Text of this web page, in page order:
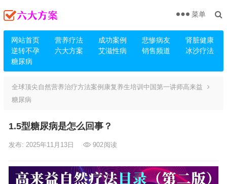
网站首页 营养疗法 成功案例 悲惨病友
肾脏健康
逆转不孕
六大方案 艾滋性病 销售频道
冰沙疗法
糖尿病
菜单
全球顶尖自然营养治疗方法案例康复养生培训中国第一讲师高来益
糖尿病
1.5型糖尿病是怎么回事？
发布: 2025年11月13日 902阅读